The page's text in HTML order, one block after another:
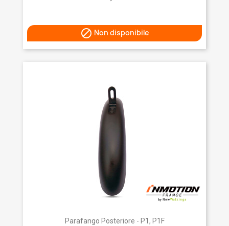
 Non disponibile
Parafango Posteriore - P1, P1F